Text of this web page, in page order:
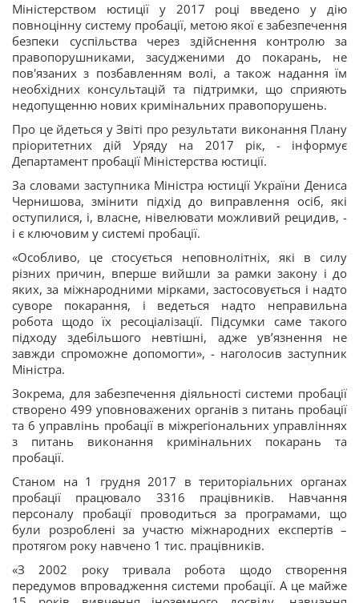
Міністерством юстиції у 2017 році введено у дію
повноцінну систему пробації, метою якої є забезпечення
безпеки суспільства через здійснення контролю за
правопорушниками, засудженими до покарань, не
пов'язаних з позбавленням волі, а також надання їм
необхідних консультацій та підтримки, що сприяють
недопущенню нових кримінальних правопорушень.
Про це йдеться у Звіті про результати виконання Плану
пріоритетних дій Уряду на 2017 рік, - інформує
Департамент пробації Міністерства юстиції.
За словами заступника Міністра юстиції України Дениса
Чернишова, змінити підхід до виправлення осіб, які
оступилися, і, власне, нівелювати можливий рецидив, -
і є ключовим у системі пробації.
«Особливо, це стосується неповнолітніх, які в силу
різних причин, вперше вийшли за рамки закону і до
яких, за міжнародними мірками, застосовується і надто
суворе покарання, і ведеться надто неправильна
робота щодо їх ресоціалізації. Підсумки саме такого
підходу здебільшого невтішні, адже ув’язнення не
завжди спроможне допомогти», - наголосив заступник
Міністра.
Зокрема, для забезпечення діяльності системи пробації
створено 499 уповноважених органів з питань пробації
та 6 управлінь пробації в міжрегіональних управліннях
з питань виконання кримінальних покарань та
пробації.
Станом на 1 грудня 2017 в територіальних органах
пробації працювало 3316 працівників. Навчання
персоналу пробації проводиться за програмами, що
були розроблені за участю міжнародних експертів –
протягом року навчено 1 тис. працівників.
«З 2002 року тривала робота щодо створення
передумов впровадження системи пробації. А це майже